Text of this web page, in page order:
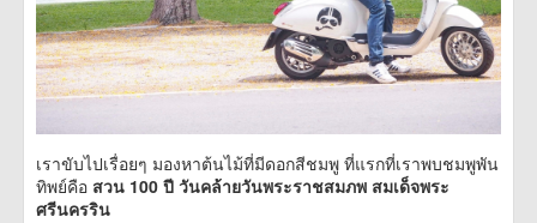
เราขับไปเรื่อยๆ มองหาต้นไม้ที่มีดอกสีชมพู ที่แรกที่เราพบชมพูพัน
ทิพย์คือ สวน 100 ปี วันคล้ายวันพระราชสมภพ สมเด็จพระ
ศรีนครริน